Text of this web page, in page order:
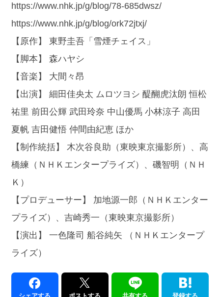
https://www.nhk.jp/g/blog/78-685dwsz/
https://www.nhk.jp/g/blog/ork72jtxj/
【原作】 東野圭吾「雪煙チェイス」
【脚本】 森ハヤシ
【音楽】 大間々昂
【出演】 細田佳央太 ムロツヨシ 醍醐虎汰朗 恒松
祐里 前田公輝 武田玲奈 中山優馬 小林涼子 高田
夏帆 吉田健悟 仲間由紀恵 ほか
【制作統括】 木次谷良助（東映東京撮影所）、高
橋練（ＮＨＫエンタープライズ）、磯智明（ＮＨ
Ｋ）
【プロデューサー】 加地源一郎（ＮＨＫエンター
プライズ）、吉崎秀一（東映東京撮影所）
【演出】 一色隆司 船谷純矢 （ＮＨＫエンタープ
ライズ）